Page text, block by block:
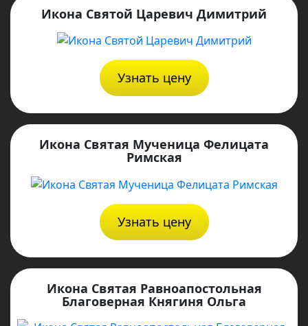
Икона Святой Царевич Димитрий
Узнать цену
Икона Святая Мученица Фелицата
Римская
Узнать цену
Икона Святая Равноапостольная
Благоверная Княгиня Ольга